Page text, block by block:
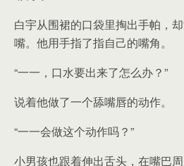
白宇从围裙的口袋里掏出手帕，
嘴。他用手指了指自己的嘴角。
“一一，口水要出来了怎么办？”
说着他做了一个舔嘴唇的动作。
“一一会做这个动作吗？”
小男孩也跟着伸出舌头，在嘴巴周